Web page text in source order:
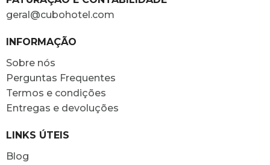
geral@cubohotel.com
INFORMAÇÃO
Sobre nós
Perguntas Frequentes
Termos e condições
Entregas e devoluções
LINKS ÚTEIS
Blog